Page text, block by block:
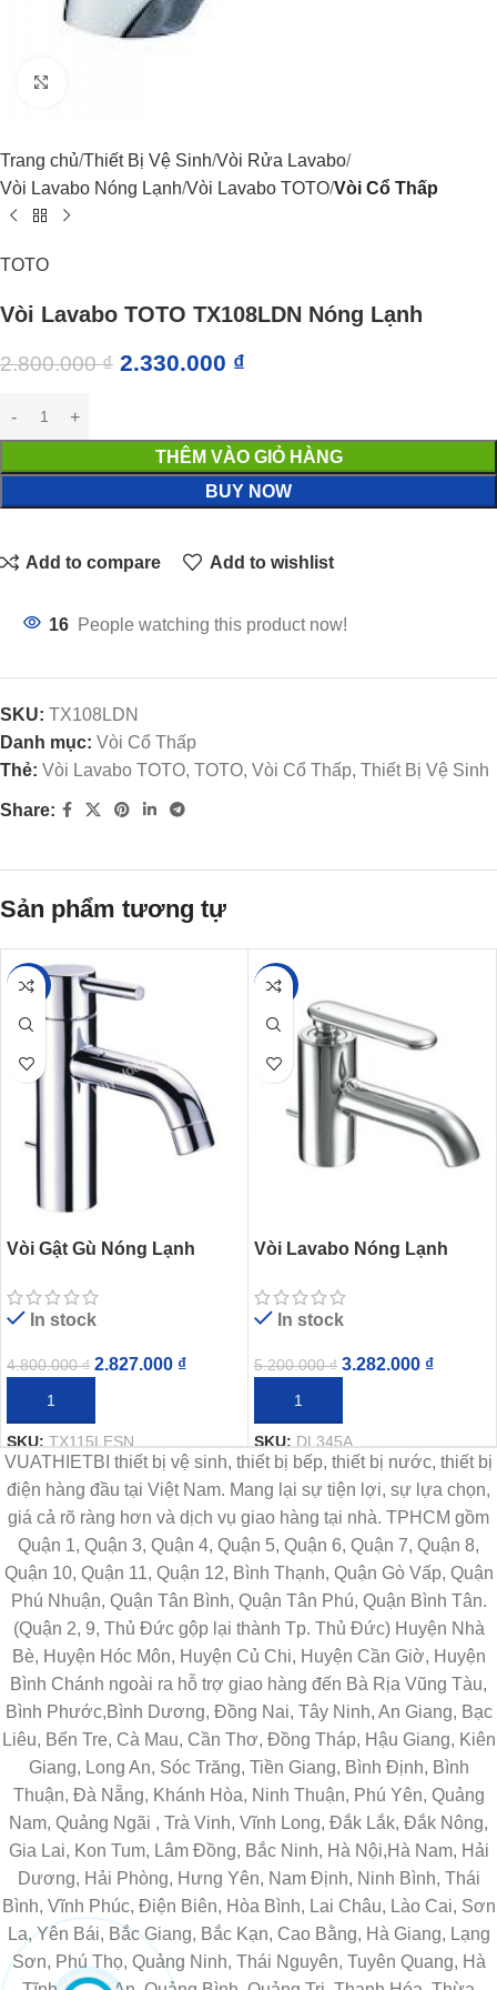
Trang chủ Thiết Bị Vệ Sinh Vòi Rửa Lavabo
Vòi Lavabo Nóng Lạnh Vòi Lavabo TOTO Vòi Cổ Thấp
TOTO
Vòi Lavabo TOTO TX108LDN Nóng Lạnh
2.800.000₫ 2.330.000 ₫
THÊM VÀO GIỎ HÀNG
BUY NOW
Add to compare Add to wishlist
16 People watching this product now!
SKU: TX108LDN
Danh mục: Vòi Cổ Thấp
Thẻ: Vòi Lavabo TOTO, TOTO, Vòi Cổ Thấp, Thiết Bị Vệ Sinh
Share:
Sản phẩm tương tự
-41%
Vòi Gật Gù Nóng Lạnh
In stock
4.800.000₫ 2.827.000 ₫
THÊM VÀO GIỎ HÀNG
SKU:TX115LESN
-37%
Vòi Lavabo Nóng Lạnh
In stock
5.200.000₫ 3.282.000 ₫
THÊM VÀO GIỎ HÀNG
SKU:DL345A
VUATHIETBI thiết bị vệ sinh, thiết bị bếp, thiết bị nước, thiết bị
điện hàng đầu tại Việt Nam. Mang lại sự tiện lợi, sự lựa chọn,
giá cả rõ ràng hơn và dịch vụ giao hàng tại nhà. TPHCM gồm
Quận 1, Quận 3, Quận 4, Quận 5, Quận 6, Quận 7, Quận 8,
Quận 10, Quận 11, Quận 12, Bình Thạnh, Quận Gò Vấp, Quận
Phú Nhuận, Quận Tân Bình, Quận Tân Phú, Quận Bình Tân.
(Quận 2, 9, Thủ Đức gộp lại thành Tp. Thủ Đức) Huyện Nhà
Bè, Huyện Hóc Môn, Huyện Củ Chi, Huyện Cần Giờ, Huyện
Bình Chánh ngoài ra hỗ trợ giao hàng đến Bà Rịa Vũng Tàu,
Bình Phước,Bình Dương, Đồng Nai, Tây Ninh, An Giang, Bạc
Liêu, Bến Tre, Cà Mau, Cần Thơ, Đồng Tháp, Hậu Giang, Kiên
Giang, Long An, Sóc Trăng, Tiền Giang, Bình Định, Bình
Thuận, Đà Nẵng, Khánh Hòa, Ninh Thuận, Phú Yên, Quảng
Nam, Quảng Ngãi , Trà Vinh, Vĩnh Long, Đắk Lắk, Đắk Nông,
Gia Lai, Kon Tum, Lâm Đồng, Bắc Ninh, Hà Nội,Hà Nam, Hải
Dương, Hải Phòng, Hưng Yên, Nam Định, Ninh Bình, Thái
Bình, Vĩnh Phúc, Điện Biên, Hòa Bình, Lai Châu, Lào Cai, Sơn
La, Yên Bái, Bắc Giang, Bắc Kạn, Cao Bằng, Hà Giang, Lạng
Sơn, Phú Thọ, Quảng Ninh, Thái Nguyên, Tuyên Quang, Hà